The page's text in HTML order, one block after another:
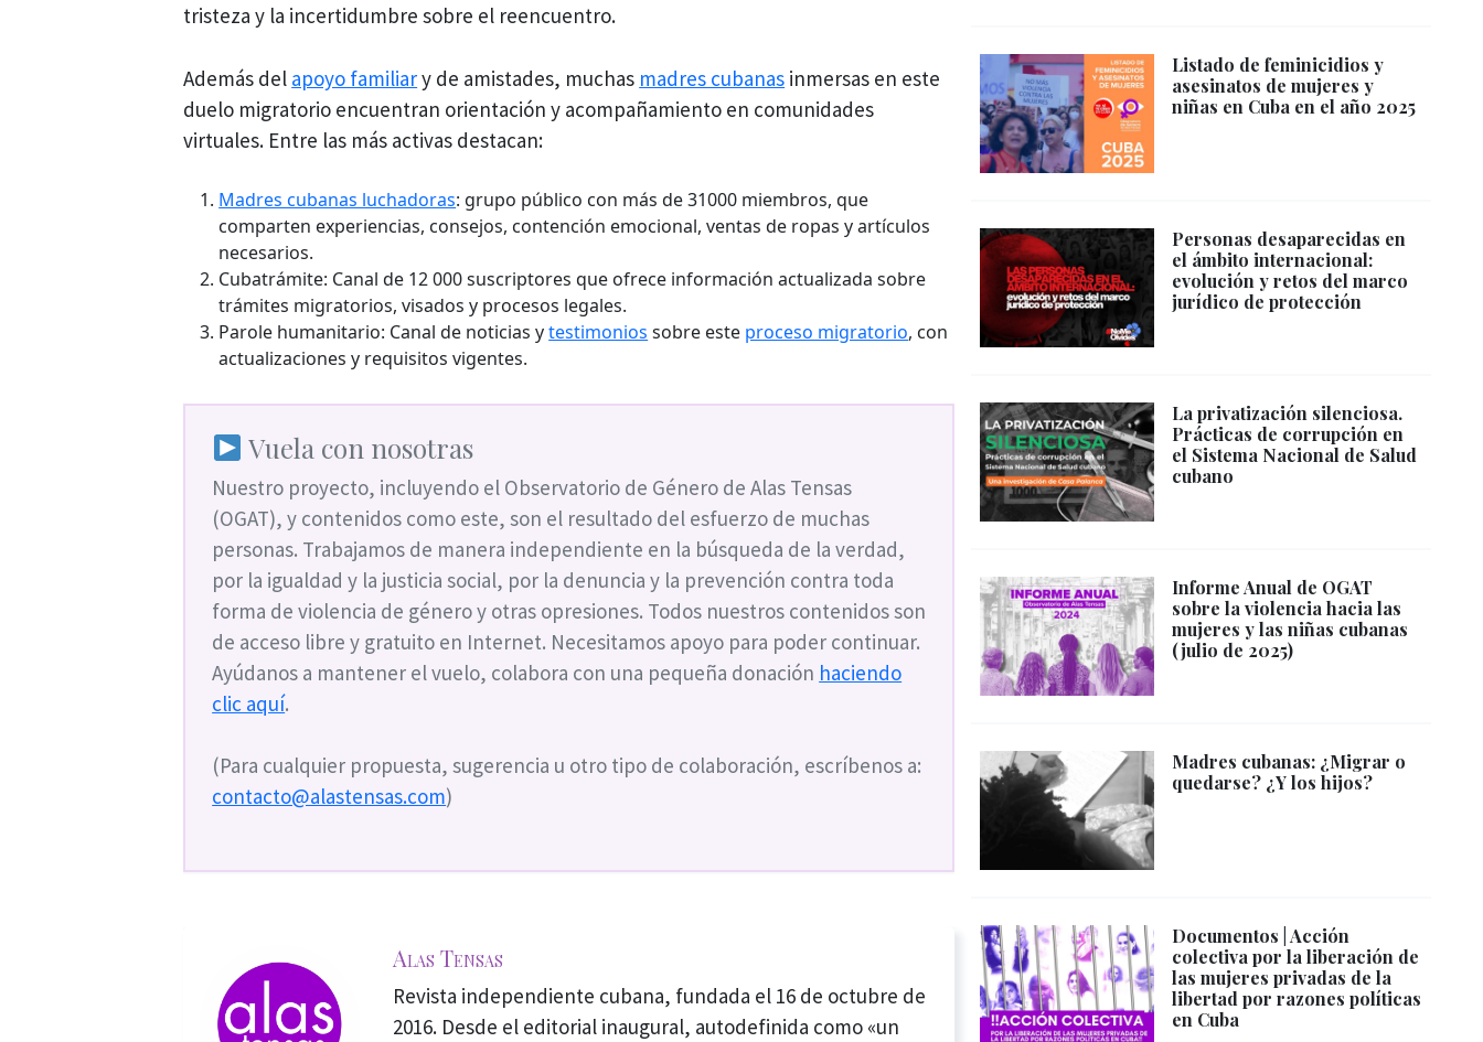
tristeza y la incertidumbre sobre el reencuentro.
Además del apoyo familiary de amistades, muchas madres cubanas inmersas en este
duelo migratorio encuentran orientación y acompañamiento en comunidades
virtuales. Entre las más activas destacan:
Madres cubanas luchadoras: grupo público con más de 31000 miembros, que
comparten experiencias, consejos, contención emocional, ventas de ropas y artículos
necesarios.
Cubatrámite: Canal de 12 000 suscriptores que ofrece información actualizada sobre
trámites migratorios, visados y procesos legales.
Parole humanitario: Canal de noticias ytestimonios sobre este proceso migratorio, con
actualizaciones y requisitos vigentes.
Vuela con nosotras
Nuestro proyecto, incluyendo el Observatorio de Género de Alas Tensas
(OGAT), y contenidos como este, son el resultado del esfuerzo de muchas
personas. Trabajamos de manera independiente en la búsqueda de la verdad,
por la igualdad y la justicia social, por la denuncia y la prevención contra toda
forma de violencia de género y otras opresiones. Todos nuestros contenidos son
de acceso libre y gratuito en Internet. Necesitamos apoyo para poder continuar.
Ayúdanos a mantener el vuelo, colabora con una pequeña donación haciendo
clic aquí.
(Para cualquier propuesta, sugerencia u otro tipo de colaboración, escríbenos a:
contacto@alastensas.com)
Alas Tensas
Revista independiente cubana, fundada el 16 de octubre de
2016. Desde el editorial inaugural, autodefinida como «un
Listado de feminicidios y
asesinatos de mujeres y
niñas en Cuba en el año 2025
Personas desaparecidas en
el ámbito internacional:
evolución y retos del marco
jurídico de protección
La privatización silenciosa.
Prácticas de corrupción en
el Sistema Nacional de Salud
cubano
Informe Anual de OGAT
sobre la violencia hacia las
mujeres y las niñas cubanas
(julio de 2025)
Madres cubanas: ¿Migrar o
quedarse? ¿Y los hijos?
Documentos | Acción
colectiva por la liberación de
las mujeres privadas de la
libertad por razones políticas
en Cuba